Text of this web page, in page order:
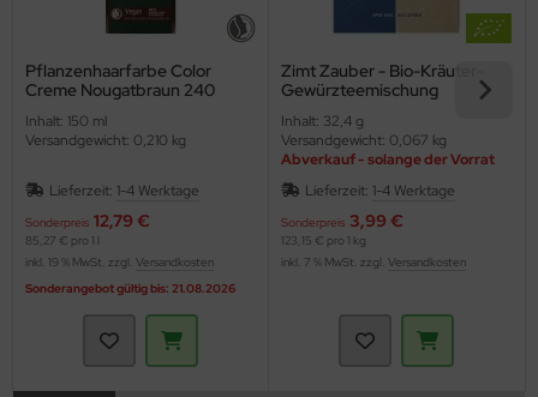
Pflanzenhaarfarbe Color
Creme Nougatbraun 240
Inhalt: 150 ml
Versandgewicht: 0,210 kg
Lieferzeit: 1-4 Werktage
Sonderpreis 12,79 €
85,27 € pro 1 l
inkl. 19 % MwSt. zzgl. Versandkosten
Sonderangebot gültig bis: 21.08.2026
Zimt Zauber - Bio-Kräuter-
Gewürzteemischung
Inhalt: 32,4 g
Versandgewicht: 0,067 kg
Abverkauf - solange der Vorrat
reicht
Lieferzeit: 1-4 Werktage
Sonderpreis 3,99 €
123,15 € pro 1 kg
inkl. 7 % MwSt. zzgl. Versandkosten